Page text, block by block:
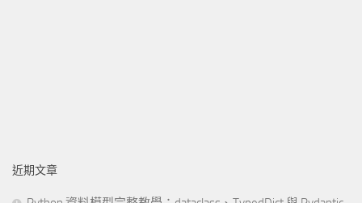
近期文章